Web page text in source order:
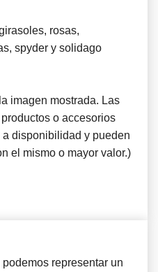
rosas,
spyder y solidago
imagen mostrada. Las
o accesorios
disponibilidad y pueden
el mismo o mayor valor.)
representar un